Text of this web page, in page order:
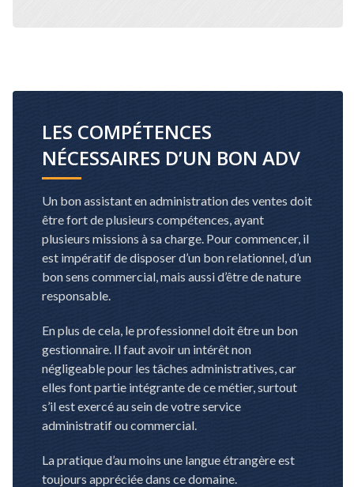
LES COMPÉTENCES
NÉCESSAIRES D’UN BON ADV
Un bon assistant en administration des ventes doit
être fort de plusieurs compétences, ayant
plusieurs missions à sa charge. Pour commencer, il
est impératif de disposer d’un bon relationnel, d’un
bon sens commercial, mais aussi d’être de nature
responsable.
En plus de cela, le professionnel doit être un bon
gestionnaire. Il faut avoir un intérêt non
négligeable pour les tâches administratives, car
elles font partie intégrante de ce métier, surtout
s’il est exercé au sein de votre service
administratif ou commercial.
La pratique d’au moins une langue étrangère est
toujours appréciée dans ce domaine.